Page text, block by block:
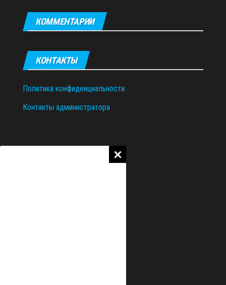
КОММЕНТАРИИ
КОНТАКТЫ
Политика конфиденциальности
Контакты администратора